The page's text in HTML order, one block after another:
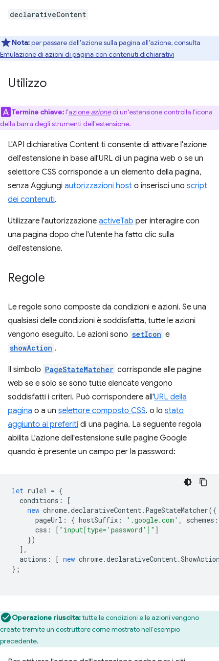
declarativeContent
Nota:per passare dall'azione sulla pagina all'azione, consulta
Emulazione di azioni di pagina con contenuti dichiarativi
Utilizzo
Termine chiave:l'azione azionedi un'estensione controlla l'icona
della barra degli strumenti dell'estensione.
L'API dichiarativa Content ti consente di attivare l'azione
dell'estensione in base all'URL di un pagina web o se un
selettore CSS corrisponde a un elemento della pagina,
senza Aggiungi autorizzazioni host o inserisci uno script
dei contenuti.
Utilizzare l'autorizzazione activeTab per interagire con
una pagina dopo che l'utente ha fatto clic sulla
dell'estensione.
Regole
Le regole sono composte da condizioni e azioni. Se una
qualsiasi delle condizioni è soddisfatta, tutte le azioni
vengono eseguito. Le azioni sono setIcon e
showAction .
Il simbolo PageStateMatcher corrisponde alle pagine
web se e solo se sono tutte elencate vengono
soddisfatti i criteri. Può corrispondere all'URL della
pagina o a un selettore composto CSS. o lo stato
aggiunto ai preferiti di una pagina. La seguente regola
abilita L'azione dell'estensione sulle pagine Google
quando è presente un campo per la password:
let rule1 = {
conditions :
[
new chrome.declarativeContent. PageStateMatcher({
pageUrl : { hostSuffix : '.google.com' , schemes :
css : [ "input[type='password']" ]
})
],
actions : [ new chrome.declarativeContent.
};
Operazione riuscita:tutte le condizioni e le azioni vengono
create tramite un costruttore come mostrato nell'esempio
precedente.